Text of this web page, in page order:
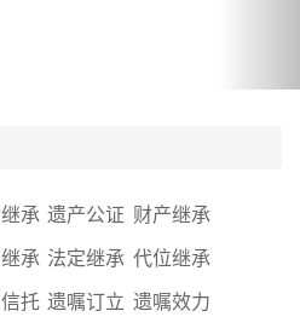
承 遗产公证 财产继承
承 法定继承 代位继承
托 遗嘱订立 遗嘱效力